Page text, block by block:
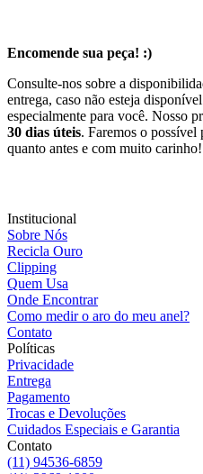
Encomende sua peça! :)
Consulte-nos sobre a
entrega, caso não esteja
especialmente para você. Nosso
30 dias úteis. Faremos o possível
quanto antes e com muito carinho!
Institucional
Sobre Nós
Recicla Ouro
Clipping
Quem Usa
Onde Encontrar
Como medir o aro do meu anel?
Contato
Políticas
Privacidade
Entrega
Pagamento
Trocas e Devoluções
Cuidados Especiais e Garantia
Contato
(11) 94536-6859